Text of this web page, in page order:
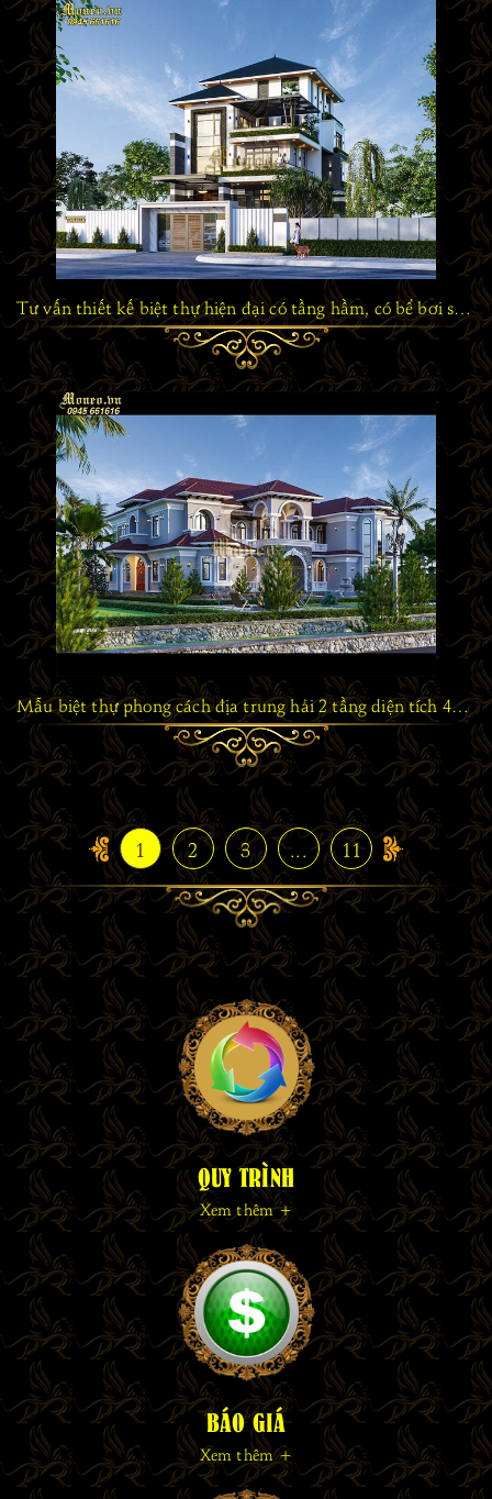
Tư vấn thiết kế biệt thự hiện đại có tầng hầm, có bể bơi sang trọng và tiện nghi
Mẫu biệt thự phong cách địa trung hải 2 tầng diện tích 430m2 vô cùng ấn tượng
1 2 3 ... 11
QUY TRÌNH
Xem thêm +
BÁO GIÁ
Xem thêm +